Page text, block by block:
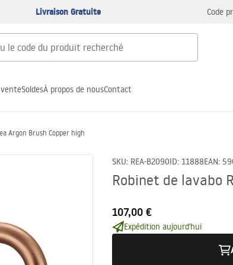
Livraison Gratuite Code
SoldesÀ propos de nousContact
Argon Brush Copper high
SKU: REA-B2090ID: 11888EAN:
Robinet de lavabo
107,00 €
Expédition aujourd'hui